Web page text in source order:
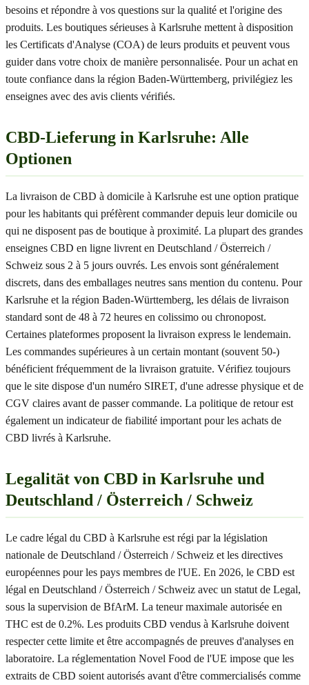
besoins et répondre à vos questions sur la qualité et l'origine des
produits. Les boutiques sérieuses à Karlsruhe mettent à disposition
les Certificats d'Analyse (COA) de leurs produits et peuvent vous
guider dans votre choix de manière personnalisée. Pour un achat en
toute confiance dans la région Baden-Württemberg, privilégiez les
enseignes avec des avis clients vérifiés.
CBD-Lieferung in Karlsruhe: Alle
Optionen
La livraison de CBD à domicile à Karlsruhe est une option pratique
pour les habitants qui préfèrent commander depuis leur domicile ou
qui ne disposent pas de boutique à proximité. La plupart des grandes
enseignes CBD en ligne livrent en Deutschland / Österreich /
Schweiz sous 2 à 5 jours ouvrés. Les envois sont généralement
discrets, dans des emballages neutres sans mention du contenu. Pour
Karlsruhe et la région Baden-Württemberg, les délais de livraison
standard sont de 48 à 72 heures en colissimo ou chronopost.
Certaines plateformes proposent la livraison express le lendemain.
Les commandes supérieures à un certain montant (souvent 50-)
bénéficient fréquemment de la livraison gratuite. Vérifiez toujours
que le site dispose d'un numéro SIRET, d'une adresse physique et de
CGV claires avant de passer commande. La politique de retour est
également un indicateur de fiabilité important pour les achats de
CBD livrés à Karlsruhe.
Legalität von CBD in Karlsruhe und
Deutschland / Österreich / Schweiz
Le cadre légal du CBD à Karlsruhe est régi par la législation
nationale de Deutschland / Österreich / Schweiz et les directives
européennes pour les pays membres de l'UE. En 2026, le CBD est
légal en Deutschland / Österreich / Schweiz avec un statut de Legal,
sous la supervision de BfArM. La teneur maximale autorisée en
THC est de 0.2%. Les produits CBD vendus à Karlsruhe doivent
respecter cette limite et être accompagnés de preuves d'analyses en
laboratoire. La réglementation Novel Food de l'UE impose que les
extraits de CBD soient autorisés avant d'être commercialisés comme